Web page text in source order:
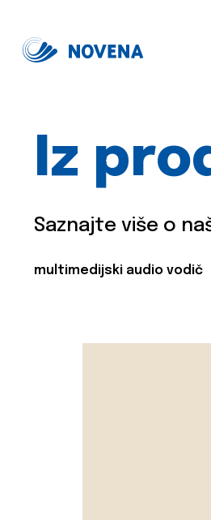
Iz
Saznajte više o
multimedijski audio vodič